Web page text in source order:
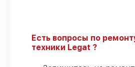
ремонт тепловизора
Gen.2 в оговоренные
Официальная гарантия
ремонта защищены
Есть вопросы по
техники Legat ?